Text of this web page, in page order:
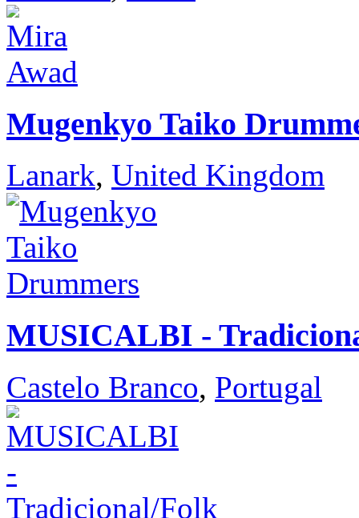
Mugenkyo Taiko
Lanark, United Kingdom
MUSICALBI -
Castelo Branco, Portugal